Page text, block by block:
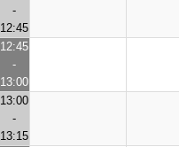
-
12:45
12:45
-
13:00
13:00
-
13:15